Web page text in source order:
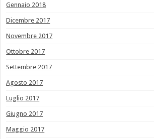
Gennaio 2018
Dicembre 2017
Novembre 2017
Ottobre 2017
Settembre 2017
Agosto 2017
Luglio 2017
Giugno 2017
Maggio 2017